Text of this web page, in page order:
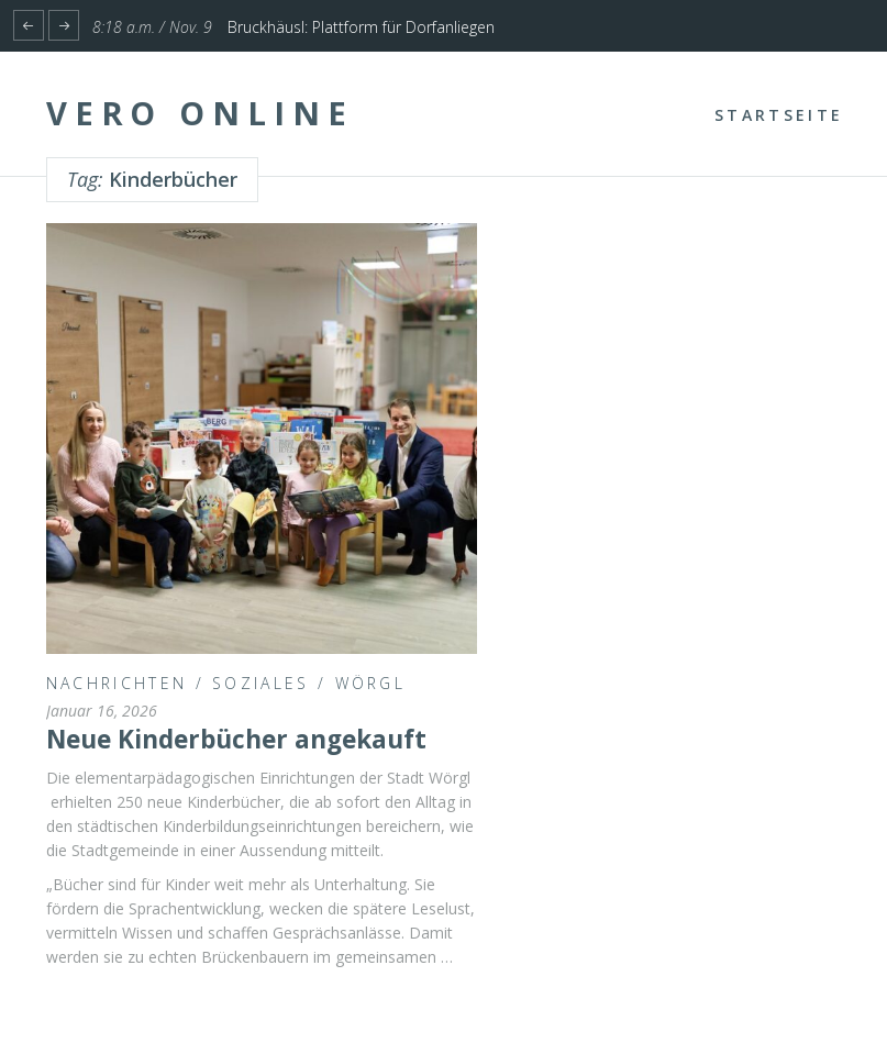
1:17 p.m. / Nov. 4 Start für Planung Hochwasserschutz Unterinntal
VERO ONLINE STARTSEITE
Tag: Kinderbücher
NACHRICHTEN / SOZIALES / WÖRGL
Januar 16, 2026
Neue Kinderbücher angekauft
Die elementarpädagogischen Einrichtungen der Stadt Wörgl
erhielten 250 neue Kinderbücher, die ab sofort den Alltag in
den städtischen Kinderbildungseinrichtungen bereichern, wie
die Stadtgemeinde in einer Aussendung mitteilt.
„Bücher sind für Kinder weit mehr als Unterhaltung. Sie
fördern die Sprachentwicklung, wecken die spätere Leselust,
vermitteln Wissen und schaffen Gesprächsanlässe. Damit
werden sie zu echten Brückenbauern im gemeinsamen …